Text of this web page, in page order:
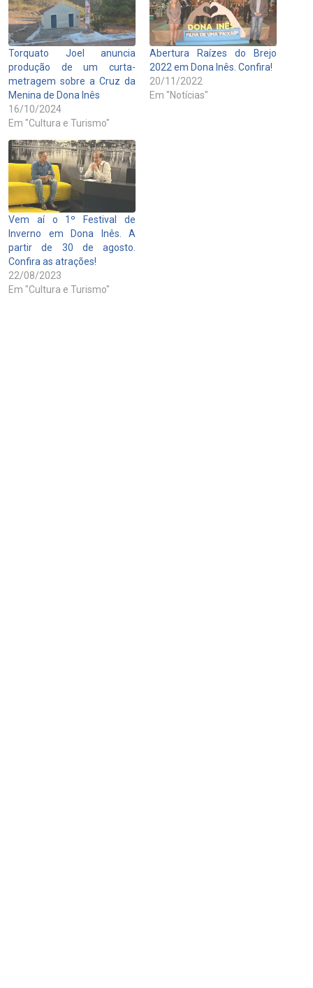
Torquato Joel anuncia
produção de um curta-
metragem sobre a Cruz da
Menina de Dona Inês
16/10/2024
Em "Cultura e Turismo"
Abertura Raízes do Brejo
2022 em Dona Inês. Confira!
20/11/2022
Em "Notícias"
Vem aí o 1º Festival de
Inverno em Dona Inês. A
partir de 30 de agosto.
Confira as atrações!
22/08/2023
Em "Cultura e Turismo"